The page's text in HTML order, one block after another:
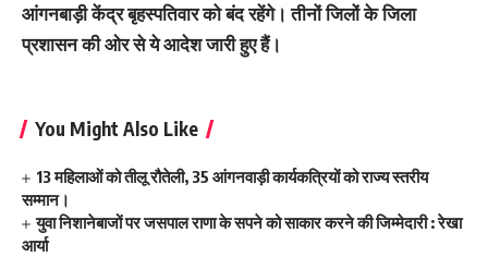
आंगनबाड़ी केंद्र बृहस्पतिवार को बंद रहेंगे। तीनों जिलों के जिला
प्रशासन की ओर से ये आदेश जारी हुए हैं।
You Might Also Like
13 महिलाओं को तीलू रौतेली, 35 आंगनवाड़ी कार्यकत्रियों को राज्य स्तरीय
सम्मान।
युवा निशानेबाजों पर जसपाल राणा के सपने को साकार करने की जिम्मेदारी : रेखा
आर्या